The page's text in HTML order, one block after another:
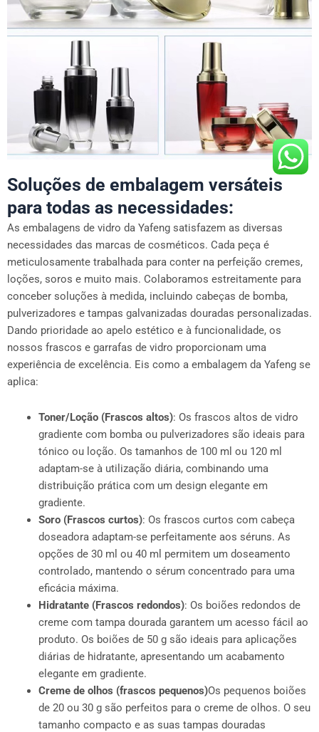
Soluções de embalagem versáteis
para todas as necessidades:
As embalagens de vidro da Yafeng satisfazem as diversas
necessidades das marcas de cosméticos. Cada peça é
meticulosamente trabalhada para conter na perfeição cremes,
loções, soros e muito mais. Colaboramos estreitamente para
conceber soluções à medida, incluindo cabeças de bomba,
pulverizadores e tampas galvanizadas douradas personalizadas.
Dando prioridade ao apelo estético e à funcionalidade, os
nossos frascos e garrafas de vidro proporcionam uma
experiência de excelência. Eis como a embalagem da Yafeng se
aplica:
Toner/Loção (Frascos altos): Os frascos altos de vidro
gradiente com bomba ou pulverizadores são ideais para
tónico ou loção. Os tamanhos de 100 ml ou 120 ml
adaptam-se à utilização diária, combinando uma
distribuição prática com um design elegante em
gradiente.
Soro (Frascos curtos): Os frascos curtos com cabeça
doseadora adaptam-se perfeitamente aos séruns. As
opções de 30 ml ou 40 ml permitem um doseamento
controlado, mantendo o sérum concentrado para uma
eficácia máxima.
Hidratante (Frascos redondos): Os boiões redondos de
creme com tampa dourada garantem um acesso fácil ao
produto. Os boiões de 50 g são ideais para aplicações
diárias de hidratante, apresentando um acabamento
elegante em gradiente.
Creme de olhos (frascos pequenos)Os pequenos boiões
de 20 ou 30 g são perfeitos para o creme de olhos. O seu
tamanho compacto e as suas tampas douradas